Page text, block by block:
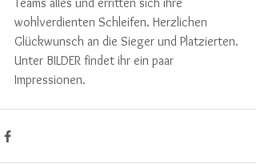
wohlverdienten Schleifen. Herzlichen
Glückwunsch an die Sieger und Platzierten.
Unter BILDER findet ihr ein paar
Impressionen.